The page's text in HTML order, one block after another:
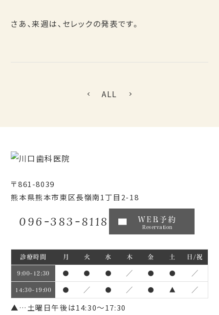
さあ、来週は、セレックの発表です。
ALL
〒861-8039
熊本県熊本市東区長嶺南1丁目2-18
096-383-8118 WEB予約
Reservation
診療時間 月 火 水 木 金 土 日/祝
9:00~12:30 ● ● ● ／ ● ● ／
14:30~19:00 ● ／ ● ／ ● ▲ ／
▲…土曜日午後は14:30～17:30